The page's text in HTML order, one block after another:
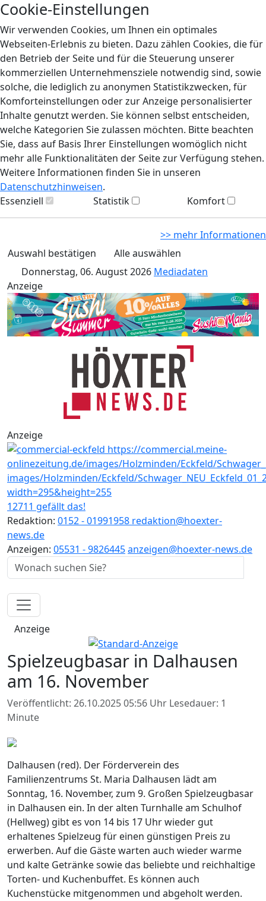
Cookie-Einstellungen
Wir verwenden Cookies, um Ihnen ein optimales
Webseiten-Erlebnis zu bieten. Dazu zählen Cookies, die für
den Betrieb der Seite und für die Steuerung unserer
kommerziellen Unternehmensziele notwendig sind, sowie
solche, die lediglich zu anonymen Statistikzwecken, für
Komforteinstellungen oder zur Anzeige personalisierter
Inhalte genutzt werden. Sie können selbst entscheiden,
welche Kategorien Sie zulassen möchten. Bitte beachten
Sie, dass auf Basis Ihrer Einstellungen womöglich nicht
mehr alle Funktionalitäten der Seite zur Verfügung stehen.
Weitere Informationen finden Sie in unseren
Datenschutzhinweisen.
Essenziell
Statistik Komfort
>> mehr Informationen
Auswahl bestätigen
Alle auswählen
Donnerstag, 06. August 2026 Mediadaten
Anzeige
Anzeige
12711 gefällt das!
Redaktion: 0152 - 01991958 redaktion@hoexter-
news.de
Anzeigen: 05531 - 9826445anzeigen@hoexter-news.de
Anzeige
Spielzeugbasar in Dalhausen
am 16. November
Veröffentlicht: 26.10.2025 05:56 Uhr Lesedauer: 1
Minute
Dalhausen (red). Der Förderverein des
Familienzentrums St. Maria Dalhausen lädt am
Sonntag, 16. November, zum 9. Großen Spielzeugbasar
in Dalhausen ein. In der alten Turnhalle am Schulhof
(Hellweg) gibt es von 14 bis 17 Uhr wieder gut
erhaltenes Spielzeug für einen günstigen Preis zu
erwerben. Auf die Gäste warten auch wieder warme
und kalte Getränke sowie das beliebte und reichhaltige
Torten- und Kuchenbuffet. Es können auch
Kuchenstücke mitgenommen und abgeholt werden.